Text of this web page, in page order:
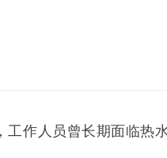
作人员曾长期面临热